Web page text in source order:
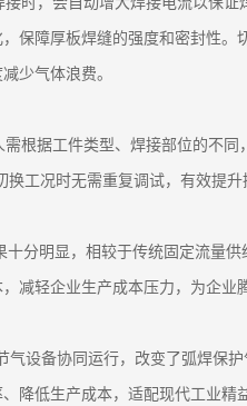
保障厚板焊缝的强度和密封性
少气体浪费。
根据工件类型、焊接部位的不
换工况时无需重复调试，有效提
十分明显，相较于传统固定流量
减轻企业生产成本压力，为企
气设备协同运行，改变了弧焊保
降低生产成本，适配现代工业精